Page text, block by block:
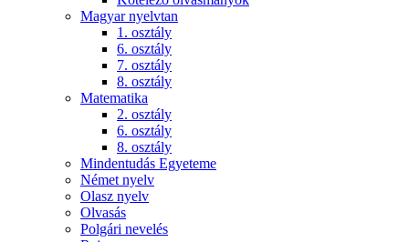
Magyar nyelvtan
1. osztály
6. osztály
7. osztály
8. osztály
Matematika
2. osztály
6. osztály
8. osztály
Mindentudás Egyeteme
Német nyelv
Olasz nyelv
Olvasás
Polgári nevelés